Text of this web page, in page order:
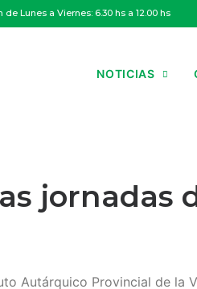
Lunes a Viernes: 6.30 hs a 12.00 hs
NOTICIAS
Autárquico Provincial de la